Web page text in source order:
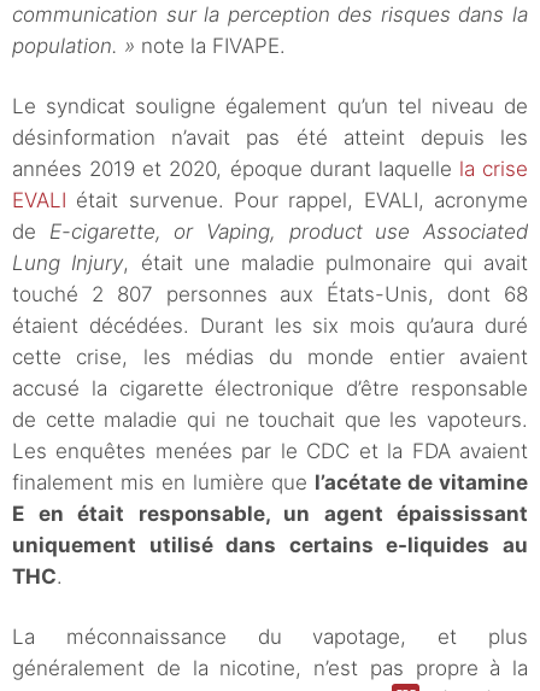
communication sur la perception des risques dans la
population. » note la FIVAPE.
Le syndicat souligne également qu’un tel niveau de
désinformation n’avait pas été atteint depuis les
années 2019 et 2020, époque durant laquelle la crise
EVALI était survenue. Pour rappel, EVALI, acronyme
de E-cigarette, or Vaping, product use Associated
Lung Injury, était une maladie pulmonaire qui avait
touché 2 807 personnes aux États-Unis, dont 68
étaient décédées. Durant les six mois qu’aura duré
cette crise, les médias du monde entier avaient
accusé la cigarette électronique d’être responsable
de cette maladie qui ne touchait que les vapoteurs.
Les enquêtes menées par le CDC et la FDA avaient
finalement mis en lumière que l’acétate de vitamine
E en était responsable, un agent épaississant
uniquement utilisé dans certains e-liquides au
THC.
La méconnaissance du vapotage, et plus
généralement de la nicotine, n’est pas propre à la